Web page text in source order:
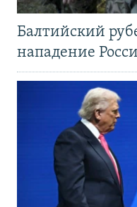
Балтийский
нападение